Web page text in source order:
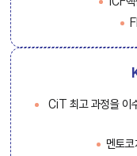
CiT 최고 과정을
멘토